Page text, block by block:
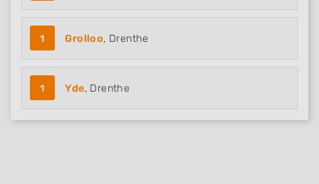
1 Grolloo, Drenthe
1 Yde, Drenthe